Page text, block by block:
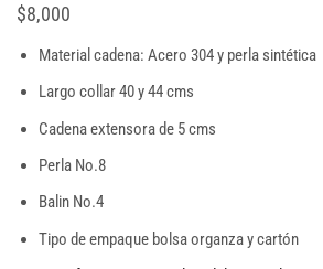
$8,000
Material cadena: Acero 304 y perla sintética
Largo collar 40 y 44 cms
Cadena extensora de 5 cms
Perla No.8
Balin No.4
Tipo de empaque bolsa organza y cartón